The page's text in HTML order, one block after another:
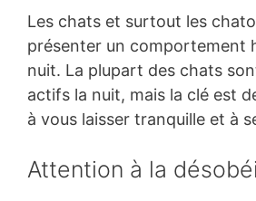
Les chats et surtout les
présenter un comportement
nuit. La plupart des chats
actifs la nuit, mais la clé est
à vous laisser tranquille et à
Attention à la